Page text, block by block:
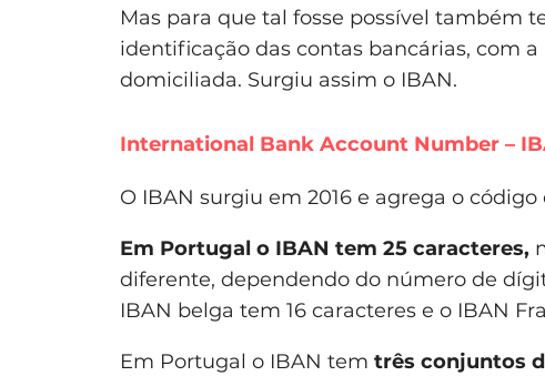
Mas para que tal fosse possível também
identificação das contas bancárias, com
domiciliada. Surgiu assim o IBAN.
International Bank Account Number –
O IBAN surgiu em 2016 e agrega o
Em Portugal o IBAN tem 25 caracteres,
diferente, dependendo do número de
IBAN belga tem 16 caracteres e o IBAN
Em Portugal o IBAN tem três conjuntos